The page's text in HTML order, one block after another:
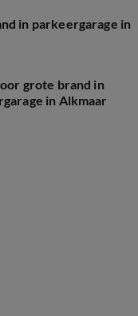
in parkeergarage in
grote brand in
in Alkmaar